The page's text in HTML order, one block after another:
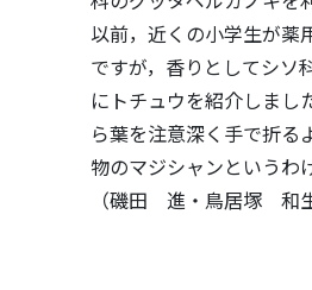
以前，近くの小学生が薬
ですが，香りとしてシソ
にトチュウを紹介しまし
ら葉を注意深く手で折る
物のマジシャンというわ
（磯田 進・鳥居塚 和生